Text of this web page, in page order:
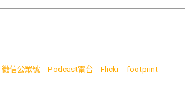
微信公眾號 Podcast電台 Flickr｜ footprint